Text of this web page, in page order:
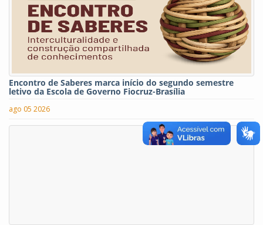
Encontro de Saberes marca início do segundo semestre
letivo da Escola de Governo Fiocruz-Brasília
ago 05 2026